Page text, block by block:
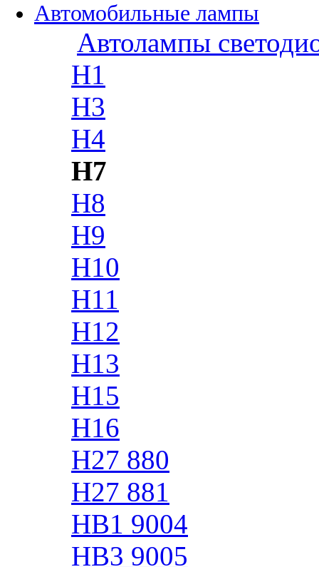
Автомобильные лампы
Автолампы
H1
H3
H4
H7
H8
H9
H10
H11
H12
H13
H15
H16
H27 880
H27 881
HB1 9004
HB3 9005